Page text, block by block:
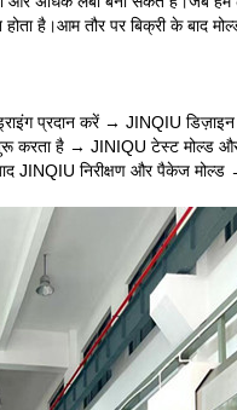
है।आम तौर पर बिक्री के बाद
प्रदान करें → JINQIU डिज़ाइन
करता है → JINIQU टेस्ट मोल्ड
JINQIU निरीक्षण और पैकेज